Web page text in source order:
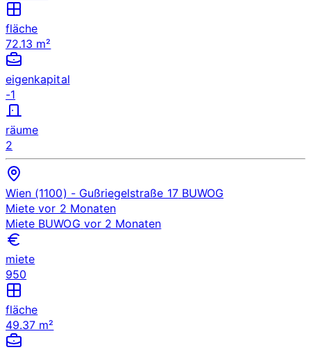
fläche
72.13 m²
eigenkapital
-1
räume
2
Wien (1100) - Gußriegelstraße 17 BUWOG
Miete vor 2 Monaten
Miete BUWOG vor 2 Monaten
miete
950
fläche
49.37 m²